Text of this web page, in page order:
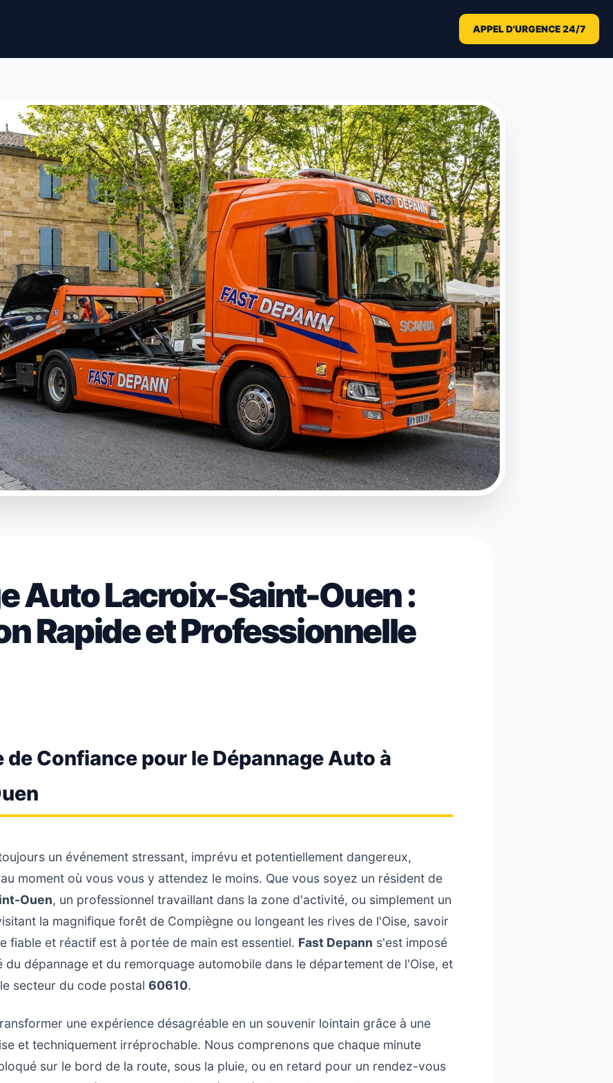
APPEL D'URGENCE 24/7
Auto Lacroix-Saint-Ouen :
Rapide et Professionnelle
Confiance pour le Dépannage Auto à
un événement stressant, imprévu et potentiellement dangereux,
moment où vous vous y attendez le moins. Que vous soyez un résident de
Ouen, un professionnel travaillant dans la zone d'activité, ou simplement un
la magnifique forêt de Compiègne ou longeant les rives de l'Oise, savoir
fiable et réactif est à portée de main est essentiel. Fast Depann s'est imposé
du dépannage et du remorquage automobile dans le département de l'Oise, et
secteur du code postal 60610.
une expérience désagréable en un souvenir lointain grâce à une
et techniquement irréprochable. Nous comprenons que chaque minute
sur le bord de la route, sous la pluie, ou en retard pour un rendez-vous